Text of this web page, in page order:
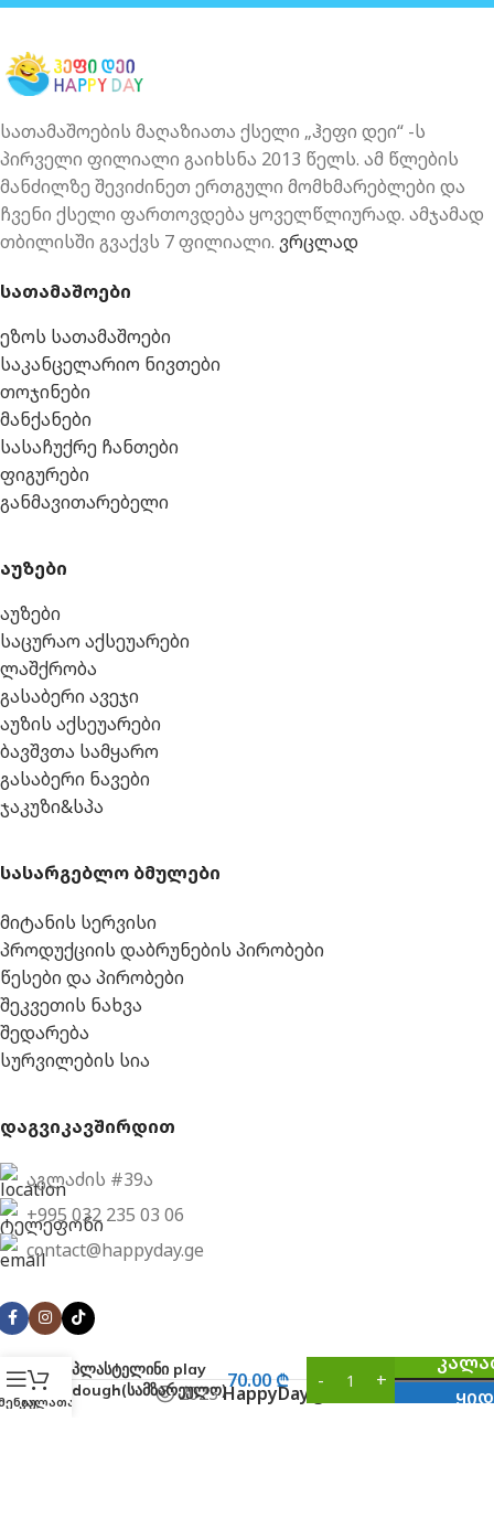
სათამაშოების მაღაზიათა ქსელი „ჰეფი დეი“ -ს
პირველი ფილიალი გაიხსნა 2013 წელს. ამ წლების
მანძილზე შევიძინეთ ერთგული მომხმარებლები და
ჩვენი ქსელი ფართოვდება ყოველწლიურად. ამჯამად
თბილისში გვაქვს 7 ფილიალი. ვრცლად
სათამაშოები
ეზოს სათამაშოები
საკანცელარიო ნივთები
თოჯინები
მანქანები
სასაჩუქრე ჩანთები
ფიგურები
განმავითარებელი
აუზები
აუზები
საცურაო აქსეუარები
ლაშქრობა
გასაბერი ავეჯი
აუზის აქსეუარები
ბავშვთა სამყარო
გასაბერი ნავები
ჯაკუზი&სპა
სასარგებლო ბმულები
მიტანის სერვისი
პროდუქციის დაბრუნების პირობები
წესები და პირობები
შეკვეთის ნახვა
შედარება
სურვილების სია
დაგვიკავშირდით
აგლაძის #39ა
+995 032 235 03 06
contact@happyday.ge
2023HappyDay.ge
პლასტელინი play
dough(სამზარეულო)70.00₾
კალათა